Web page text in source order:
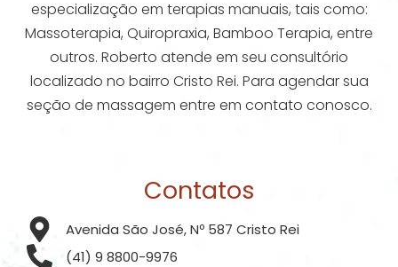
especialização em terapias manuais, tais como:
Massoterapia, Quiropraxia, Bamboo Terapia, entre
outros. Roberto atende em seu consultório
localizado no bairro Cristo Rei. Para agendar sua
seção de massagem entre em contato conosco.
Contatos
Avenida São José, Nº 587 Cristo Rei
(41) 9 8800-9976